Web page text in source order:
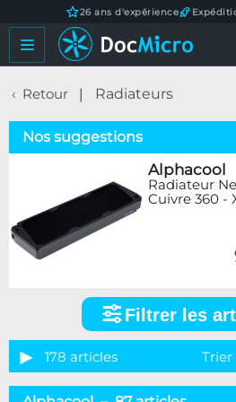
26 ans d'expérience
Retour Radiateurs
Nos suggestions
Alphacool
Radiateur
Cuivre 360 -
articles
Catégorie
Filtrer les
178 articles Trier